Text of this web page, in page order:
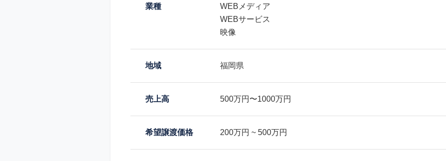
業種
WEBメディア
WEBサービス
映像
地域 福岡県
売上高 500万円〜1000万円
希望譲渡価格 200万円 ~ 500万円